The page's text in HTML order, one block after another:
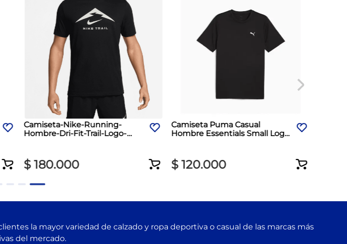
Camiseta-Nike-Running-
Hombre-Dri-Fit-Trail-Logo-
$ 180.000
Camiseta Puma Casual
Hombre Essentials Small Logo
$ 120.000
la mayor variedad de calzado y ropa deportiva o casual de las marcas más
del mercado.